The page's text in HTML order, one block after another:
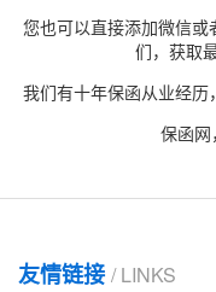
您也可以直接添加微信
们，获取
我们有十年保函从业经历
保函网
友情链接 / LINKS